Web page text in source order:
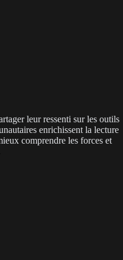
leur ressenti sur les outils
enrichissent la lecture
comprendre les forces et